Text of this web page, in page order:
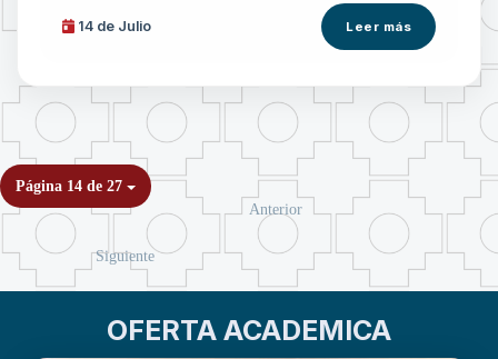
14 de Julio Leer más
Página 14 de 27
Anterior
Siguiente
OFERTA ACADEMICA